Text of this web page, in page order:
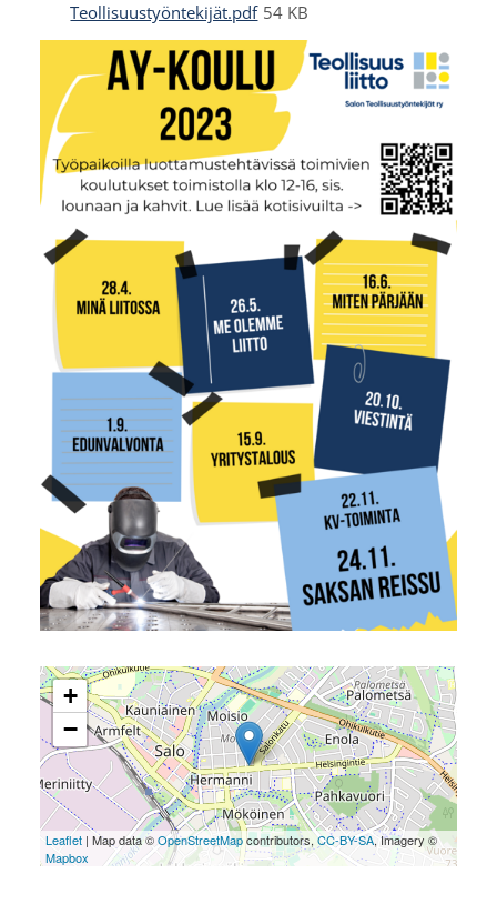
Teollisuustyöntekijät.pdf 54 KB
+
−
Leaflet| Map data ©OpenStreetMapcontributors,CC-BY-SA, Imagery ©
Mapbox